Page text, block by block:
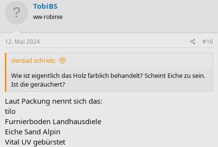
TobiBS
ww-robinie
12. Mai 2024 #16
derdad schrieb:
Wie ist eigentlich das Holz farblich behandelt? Scheint Eiche zu sein.
Ist die geräuchert?
Laut Packung nennt sich das:
tilo
Furnierboden Landhausdiele
Eiche Sand Alpin
Vital UV gebürstet